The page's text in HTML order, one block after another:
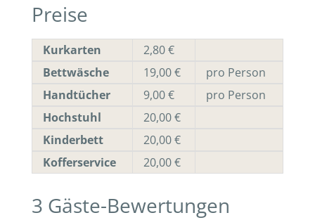
Preise
Kurkarten
2,80 €
Bettwäsche
19,00 €
pro Person
Handtücher
9,00 €
pro Person
Hochstuhl
20,00 €
Kinderbett
20,00 €
Kofferservice
20,00 €
3 Gäste-Bewertungen